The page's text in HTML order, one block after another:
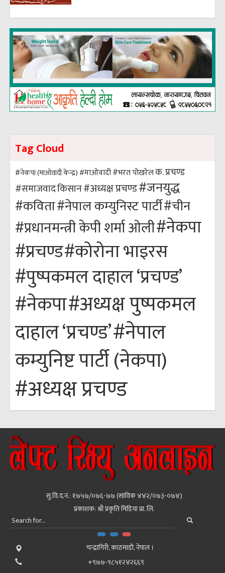
Tag Cloud
#नेकपा (माओवादी केन्द्र) #माओवादी#भरत पोखरेलक. प्रचण्ड
#समाजवादकिसान#अध्यक्ष प्रचण्ड#जनयुद्ध
#कविता#नेपाल कम्युनिस्ट पार्टी#चीन
#प्रधानमन्त्री केपी शर्मा ओली#नेकपा
#प्रचण्ड#कोरोना भाइरस
#पुष्पकमल दाहाल ‘प्रचण्ड’
#नेकपा#अध्यक्ष पुष्पकमल
दाहाल ‘प्रचण्ड’#नेपाल
कम्युनिष्ट पार्टी (नेकपा)
#अध्यक्ष प्रचण्ड
सु.वि.द.नं.: १७५७/०७६-७७ (साविक ४४२/०७३-०७४)
प्रकाशक: श्री प्रकृति मिडिया प्रा. लि.
चन्द्रागिरी, काठमाडाैं, नेपाल ।
+९७७-९८५१२४२६६९